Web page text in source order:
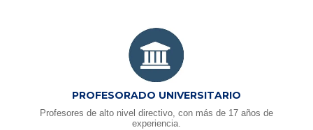
PROFESORADO UNIVERSITARIO
Profesores de alto nivel directivo, con más de 17 años de
experiencia.